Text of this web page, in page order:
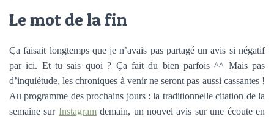
Le mot de la fin
Ça faisait longtemps que je n’avais pas partagé un avis si négatif
par ici. Et tu sais quoi ? Ça fait du bien parfois ^^ Mais pas
d’inquiétude, les chroniques à venir ne seront pas aussi cassantes !
Au programme des prochains jours : la traditionnelle citation de la
semaine sur Instagramdemain, un nouvel avis sur une écoute en